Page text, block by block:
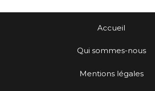
Accueil
Qui sommes-nous
Mentions légales